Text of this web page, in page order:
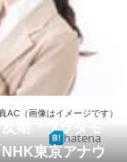
期「ブラタモ
東京アナウ
AC（画像はイメージです）
hatena